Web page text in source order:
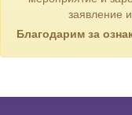
заявление
Благодарим за